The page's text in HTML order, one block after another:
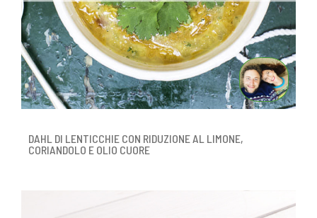
DAHL DI LENTICCHIE CON RIDUZIONE AL LIMONE,
CORIANDOLO E OLIO CUORE